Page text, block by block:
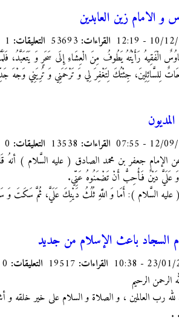
و الامام زين العابدين
10/12/ القراءات: التعليقات:
الْفَقِيهُ رَأَيْتُهُيَطُوفُ مِنَ الْعِشَاءِ إِلَى سَحَرٍ وَ يَتَعَبَّدُ،
لِلسَّائِلِينَ، جِئْتُكَ لِتَغْفِرَ لِي وَ تَرْحَمَنِي وَ تُرِيَنِي
12/09/ القراءات: التعليقات:
الإمام جعفر بن محمد الصادق ( عليه السَّلام ) أنهُ
وَ عَلَيَّ دَيْنٌ فَأُحِبُّ أَنْ تَضْمَنُوهُ عَنِّي.
عليه السَّلام ): أَمَا وَ اللَّهِ ثُلُثُ دَيْنِكَ عَلَيَّ، ثُمَّ سَكَتَ وَ
السجاد باعث الإسلام من جديد
23/01/ القراءات: التعليقات:
الرحمن الرحيم
لله رب العالمين ، و الصلاة و السلام على خير خلقه و
.